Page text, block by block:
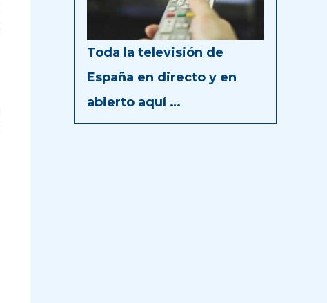
Toda la televisión de
España en directo y en
abierto aquí …